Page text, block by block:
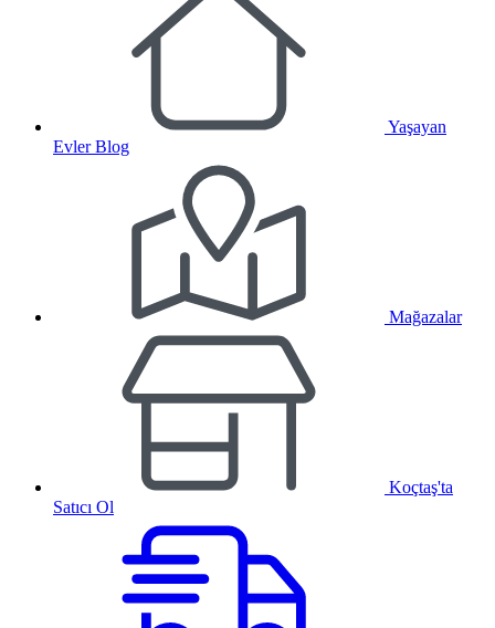
Yaşayan
Evler Blog
Mağazalar
Koçtaş'ta
Satıcı Ol